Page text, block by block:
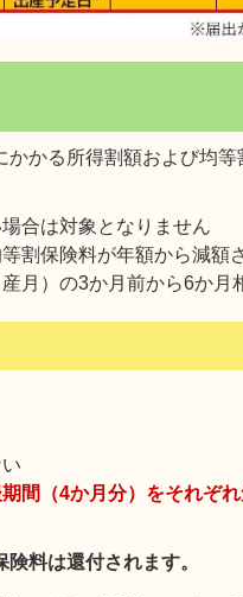
かる所得割額および均等
合は対象となりません
割保険料が年額から減額
月）の3か月前から6か月
間（4か月分）をそれぞ
料は還付されます。